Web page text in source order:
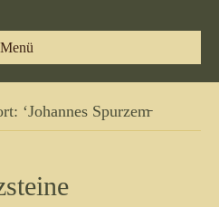
Menü
‘Johannes Spurzem̵